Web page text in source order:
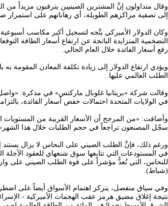
وقال متداولون إنَّ المشترين الصينيين يترقبون مزيداً من
إلى تصفية مراكزهم الطويلة، أي رهاناتهم على استمرار
وكان الدولار الأميركي يتَّجه لتسجيل أكبر مكاسب
التضخمية المتزايدة الناتجة عن ارتفاع أسعار الطاقة
رفع أسعار الفائدة خلال العام الحالي.
ويؤدي ارتفاع الدولار إلى زيادة تكلفة المعادن المقومة
الطلب العالمي عليها.
وقالت شركة «بريتانيا غلوبال ماركتس» في مذكرة:
في الولايات المتحدة احتمالات خفض أسعار الفائدة،
وأضافت: «من المرجح أن الأسعار القريبة من
سجّل المصنعون تراجعاً في حجم الطلبات خلال هذا
ورغم ذلك، فإنَّ الطلب الصيني على النحاس لا يزال
في المستودعات التي تتابعها سوق شنغهاي للعقود الآجلة
(شباط).
وفي سياق منفصل، يتركز اهتمام الأسواق أيضاً على
نتيجة إغلاق مضيق هرمز عقب الهجمات الأميركية -